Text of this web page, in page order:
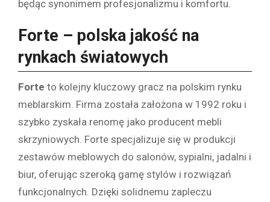
będąc synonimem profesjonalizmu i komfortu.
Forte – polska jakość na
rynkach światowych
Forte to kolejny kluczowy gracz na polskim rynku
meblarskim. Firma została założona w 1992 roku i
szybko zyskała renomę jako producent mebli
skrzyniowych. Forte specjalizuje się w produkcji
zestawów meblowych do salonów, sypialni, jadalni i
biur, oferując szeroką gamę stylów i rozwiązań
funkcjonalnych. Dzięki solidnemu zapleczu